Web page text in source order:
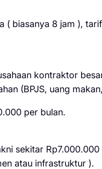
( biasanya 8 jam ),
kontraktor
(BPJS, uang
per bulan.
sekitar
atau infrastruktur ).